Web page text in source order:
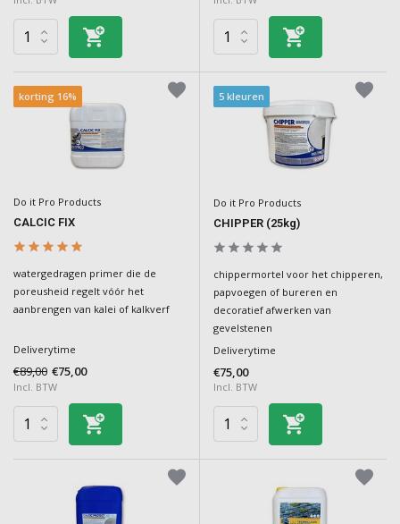
korting 16%
Do it Pro Products
CALCIC FIX
watergedragen primer die de
poreusheid regelt vóór het
aanbrengen van kalei of kalkverf
Deliverytime
€89,00 €75,00
Incl. BTW
5 kleuren
Do it Pro Products
CHIPPER (25kg)
chippermortel voor het chipperen,
papvoegen of bureren en
decoratief afwerken van
gevelstenen
Deliverytime
€75,00
Incl. BTW